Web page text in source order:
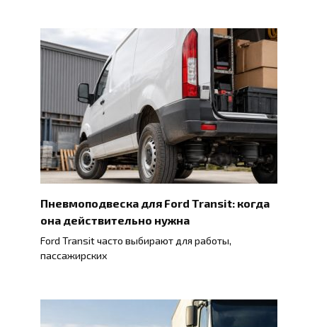
Пневмоподвеска для Ford Transit: когда
она действительно нужна
Ford Transit часто выбирают для работы,
пассажирских